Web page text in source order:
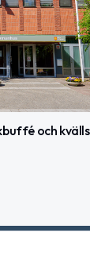
och